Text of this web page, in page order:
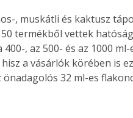
, muskátli és kaktusz
termékből vettek
, az 500- és az 1000
a vásárlók körében is
32 ml-es